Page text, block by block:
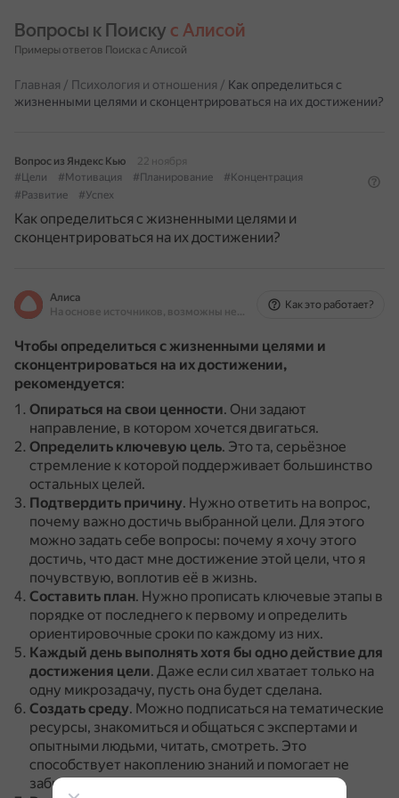
Вопросы к Поиску с Алисой
Примеры ответов Поиска с Алисой
Главная / Психология и отношения / Как определиться с
жизненными целями и сконцентрироваться на их достижении?
Вопрос из Яндекс Кью
22 ноября
#Цели
#Мотивация #Планирование
#Концентрация
#Развитие
#Успех
Как определиться с жизненными целями и
сконцентрироваться на их достижении?
Алиса
На основе источников, возможны неточности
Как это работает?
Чтобы определиться с жизненными целями и
сконцентрироваться на их достижении,
рекомендуется:
Опираться на свои ценности. Они задают
направление, в котором хочется двигаться.
Определить ключевую цель. Это та, серьёзное
стремление к которой поддерживает большинство
остальных целей.
Подтвердить причину. Нужно ответить на вопрос,
почему важно достичь выбранной цели. Для этого
можно задать себе вопросы: почему я хочу этого
достичь, что даст мне достижение этой цели, что я
почувствую, воплотив её в жизнь.
Составить план. Нужно прописать ключевые этапы в
порядке от последнего к первому и определить
ориентировочные сроки по каждому из них.
Каждый день выполнять хотя бы одно действие для
достижения цели. Даже если сил хватает только на
одну микрозадачу, пусть она будет сделана.
Создать среду. Можно подписаться на тематические
ресурсы, знакомиться и общаться с экспертами и
опытными людьми, читать, смотреть. Это
способствует накоплению знаний и помогает не
забывать о цели.